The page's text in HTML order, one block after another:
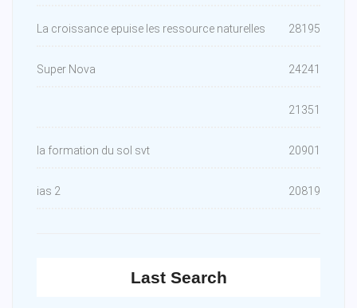
La croissance epuise les ressource naturelles 28195
Super Nova 24241
21351
la formation du sol svt 20901
ias 2 20819
Last Search